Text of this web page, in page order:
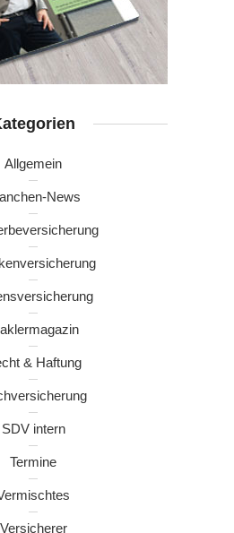
Allgemein
News
& Haftung
SDV intern
Termine
Versicherer